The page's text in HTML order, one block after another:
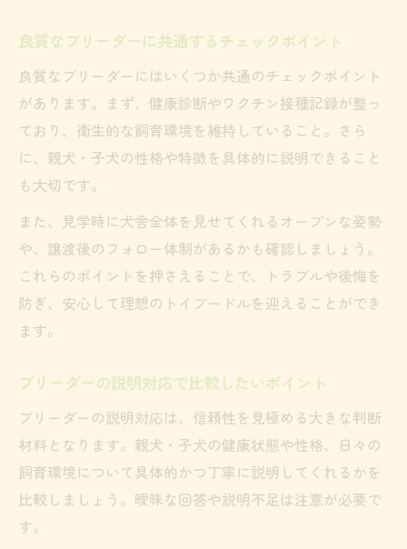
ブリーダーのしつけ方針と子犬の性格形成
見学で分かるブリーダーの性格重視ポイン
ト
家庭犬向けに配慮されたブリーダーの姿勢
良質なブリーダーに共通するチェックポイント
良質なブリーダーにはいくつか共通のチェックポイント
があります。まず、健康診断やワクチン接種記録が整っ
ており、衛生的な飼育環境を維持していること。さら
に、親犬・子犬の性格や特徴を具体的に説明できること
も大切です。
また、見学時に犬舎全体を見せてくれるオープンな姿勢
や、譲渡後のフォロー体制があるかも確認しましょう。
これらのポイントを押さえることで、トラブルや後悔を
防ぎ、安心して理想のトイプードルを迎えることができ
ます。
ブリーダーの説明対応で比較したいポイント
ブリーダーの説明対応は、信頼性を見極める大きな判断
材料となります。親犬・子犬の健康状態や性格、日々の
飼育環境について具体的かつ丁寧に説明してくれるかを
比較しましょう。曖昧な回答や説明不足は注意が必要で
す。